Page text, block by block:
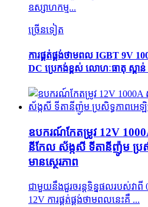
ឧស្សាហកម្ម...
ច្រើនទៀត
ការផ្គត់ផ្គង់ថាមពល IGBT 9V
DC ប្រេកង់ខ្ពស់ លោហៈធាតុ ស្ពា
ឧបករណ៍កែតម្រូវ 12V
នីកែល ស័ង្កសី ទីតានីញ៉ូម ប្រសិ
មានស្ថេរភាព
ជាមួយនឹងជួរចរន្តទិន្នផលរបស់វា
12V ការផ្គត់ផ្គង់ថាមពលនេះគឺ ...